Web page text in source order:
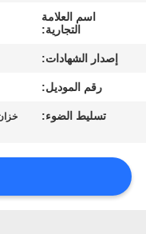
اطلب
COMPANY
اسم العلامة
التجارية:
إصدار الشهادات:
رقم الموديل:
تسليط الضوء: